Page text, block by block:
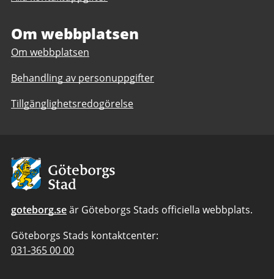
verksamhet
Biskopsgården
i
Biskopsgården
Om webbplatsen
Om webbplatsen
Behandling av personuppgifter
Tillgänglighetsredogörelse
Avsändare:
Göteborgs
Stad
goteborg.seär Göteborgs Stads officiella webbplats.
Göteborgs Stads kontaktcenter:
Telefonnummer
031-365 00 00